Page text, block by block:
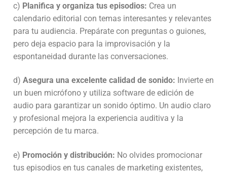
c) Planifica y organiza tus episodios: Crea un
calendario editorial con temas interesantes y relevantes
para tu audiencia. Prepárate con preguntas o guiones,
pero deja espacio para la improvisación y la
espontaneidad durante las conversaciones.
d) Asegura una excelente calidad de sonido: Invierte en
un buen micrófono y utiliza software de edición de
audio para garantizar un sonido óptimo. Un audio claro
y profesional mejora la experiencia auditiva y la
percepción de tu marca.
e) Promoción y distribución: No olvides promocionar
tus episodios en tus canales de marketing existentes,